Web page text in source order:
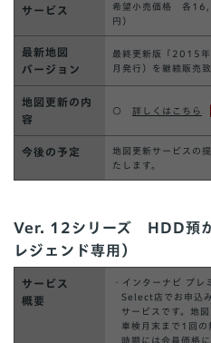
サービス
希望小売価格 各
円）
最新地図
バージョン
最終更新版「2015
月発行）を継続販売
地図更新の内
容
○ 詳しくはこちら
今後の予定
地図更新サービスの
たします。
Ver. 12シリーズ HDD預
レジェンド専用）
サービス
概要
・インターナビ プ
Select店でお申込
サービスです。地
車検月末まで1回の
時期には会員価格